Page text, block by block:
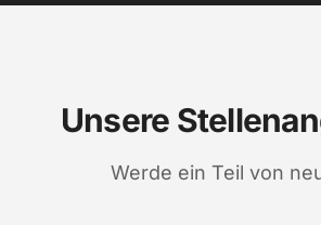
Unsere
Werde ein Teil von